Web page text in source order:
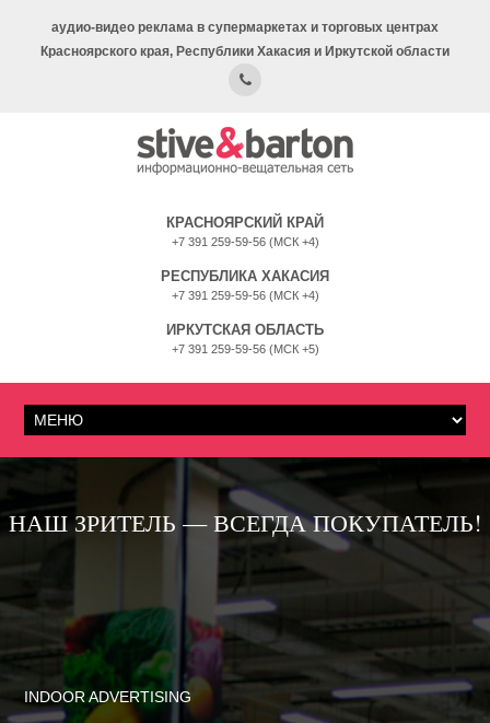
аудио-видео реклама в супермаркетах и торговых центрах
Красноярского края, Республики Хакасия и Иркутской области
КРАСНОЯРСКИЙ КРАЙ
+7 391 259-59-56 (МСК +4)
РЕСПУБЛИКА ХАКАСИЯ
+7 391 259-59-56 (МСК +4)
ИРКУТСКАЯ ОБЛАСТЬ
+7 391 259-59-56 (МСК +5)
НАШ ЗРИТЕЛЬ — ВСЕГДА ПОКУПАТЕЛЬ!
INDOOR ADVERTISING